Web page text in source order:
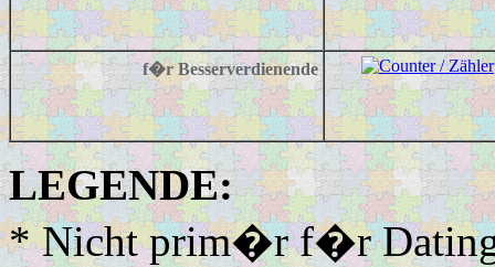
f�r Besserverdienende
LEGENDE:
* Nicht prim�r f�r Dating,